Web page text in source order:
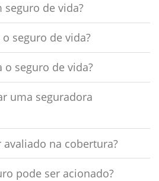
seguro de vida?
seguro de vida?
o seguro de vida?
uma seguradora
avaliado na cobertura?
pode ser acionado?